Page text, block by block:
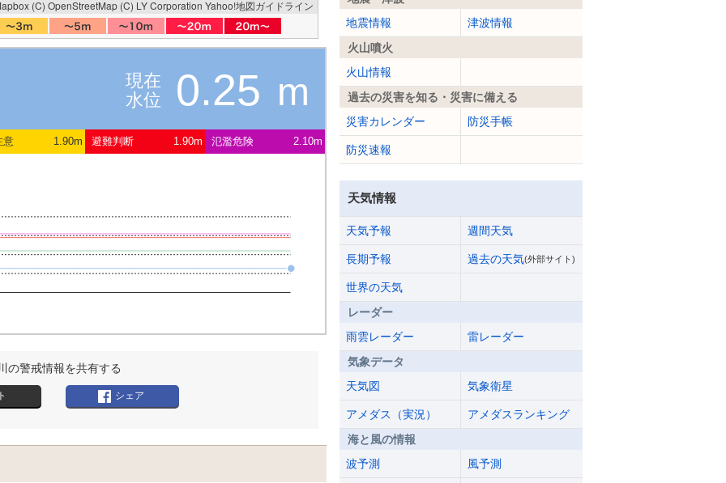
(C) OpenStreetMap (C) LY Corporation Yahoo!地図ガイドライン
現在
水位
0.25 m
意 1.90m 避難判断 1.90m 氾濫危険 2.10m
の警戒情報を共有する
シェア
地震情報
津波情報
火山噴火
火山情報
過去の災害を知る・災害に備える
災害カレンダー
防災手帳
防災速報
天気情報
天気予報 週間天気
長期予報 過去の天気(外部サイト)
世界の天気
レーダー
雨雲レーダー
雷レーダー
気象データ
天気図
気象衛星
アメダス（実況）
アメダスランキング
海と風の情報
波予測
風予測